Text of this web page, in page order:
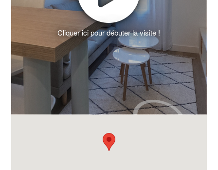
Cliquer ici pour débuter la visite !